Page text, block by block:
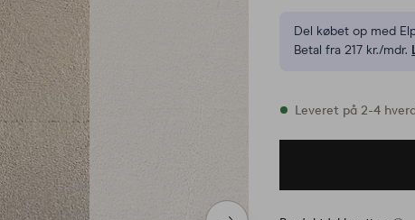
Del købet op med
Betal fra 217 kr./mdr.
På lager
Leveret på 2-4